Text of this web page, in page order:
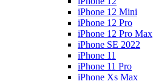
iPhone 12 Mini
iPhone 12 Pro
iPhone 12 Pro Max
iPhone SE 2022
iPhone 11
iPhone 11 Pro
iPhone Xs Max